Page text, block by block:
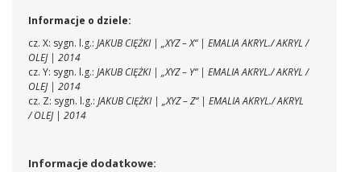
Informacje o dziele:
cz. X: sygn. l.g.: JAKUB CIĘŻKI | „XYZ – X“ | EMALIA AKRYL./ AKRYL /
OLEJ | 2014
cz. Y: sygn. l.g.: JAKUB CIĘŻKI | „XYZ – Y“ | EMALIA AKRYL./ AKRYL /
OLEJ | 2014
cz. Z: sygn. l.g.: JAKUB CIĘŻKI | „XYZ – Z“ | EMALIA AKRYL./ AKRYL
/ OLEJ | 2014
Informacje dodatkowe: